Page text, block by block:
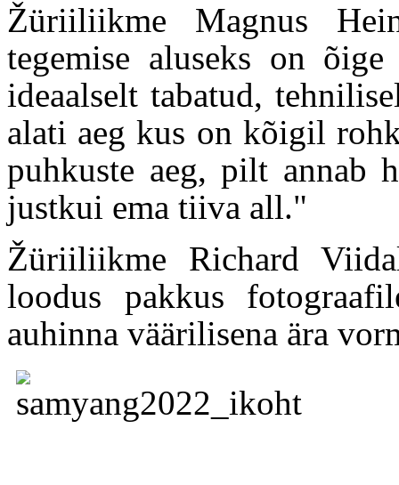
Žüriiliikme Magnus
tegemise aluseks on
ideaalselt tabatud,
alati aeg kus on kõigil
puhkuste aeg, pilt annab
justkui ema tiiva all."
Žüriiliikme Richard
loodus pakkus
auhinna väärilisena ära